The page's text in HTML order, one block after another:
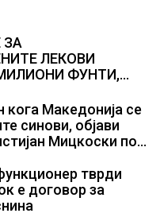
ЗА
ЛЕКОВИ
ФУНТИ,
навистина им се
Македонија се
синови, објави
Мицкоски по
десетмината
тврди
е договор за